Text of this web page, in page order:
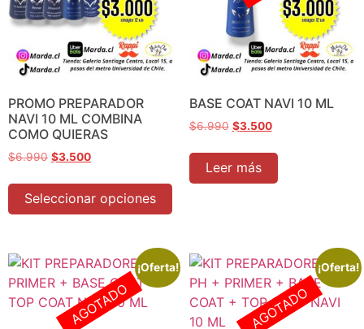
PROMO PREPARADOR
NAVI 10 ML COMBINA
COMO QUIERAS
$6.990 $3.500
Seleccionar opciones
BASE COAT NAVI 10 ML
$6.990 $3.500
Leer más
¡Oferta!
AGOTADO
¡Oferta!
AGOTADO